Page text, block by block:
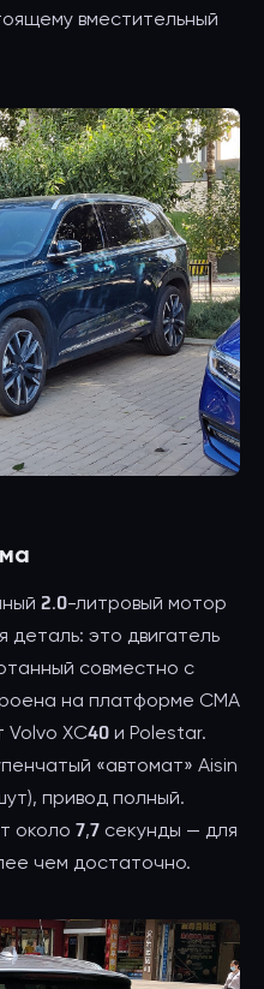
вместительный
2.0-литровый мотор
деталь: это двигатель
совместно с
на платформе CMA
XC40 и Polestar.
«автомат» Aisin
привод полный.
около 7,7 секунды — для
чем достаточно.